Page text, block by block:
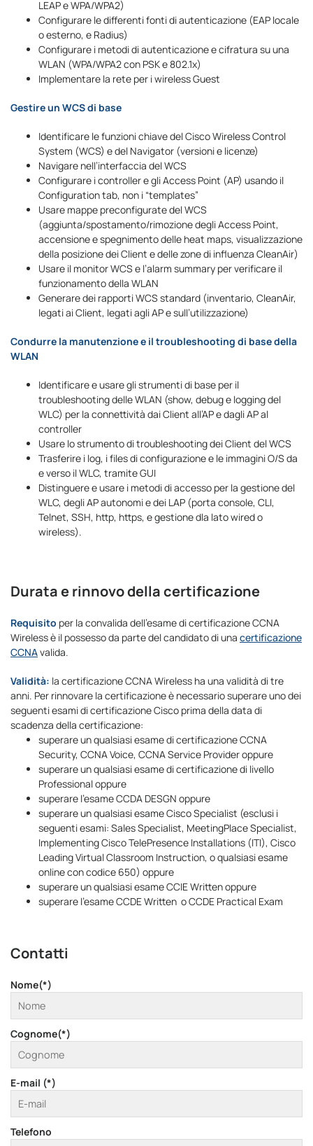
LEAP e WPA/WPA2)
Configurare le differenti fonti di autenticazione (EAP locale
o esterno, e Radius)
Configurare i metodi di autenticazione e cifratura su una
WLAN (WPA/WPA2 con PSK e 802.1x)
Implementare la rete per i wireless Guest
Gestire un WCS di base
Identificare le funzioni chiave del Cisco Wireless Control
System (WCS) e del Navigator (versioni e licenze)
Navigare nell’interfaccia del WCS
Configurare i controller e gli Access Point (AP) usando il
Configuration tab, non i “templates”
Usare mappe preconfigurate del WCS
(aggiunta/spostamento/rimozione degli Access Point,
accensione e spegnimento delle heat maps, visualizzazione
della posizione dei Client e delle zone di influenza CleanAir)
Usare il monitor WCS e l’alarm summary per verificare il
funzionamento della WLAN
Generare dei rapporti WCS standard (inventario, CleanAir,
legati ai Client, legati agli AP e sull’utilizzazione)
Condurre la manutenzione e il troubleshooting di base della
WLAN
Identificare e usare gli strumenti di base per il
troubleshooting delle WLAN (show, debug e logging del
WLC) per la connettività dai Client all’AP e dagli AP al
controller
Usare lo strumento di troubleshooting dei Client del WCS
Trasferire i log, i files di configurazione e le immagini O/S da
e verso il WLC, tramite GUI
Distinguere e usare i metodi di accesso per la gestione del
WLC, degli AP autonomi e dei LAP (porta console, CLI,
Telnet, SSH, http, https, e gestione dla lato wired o
wireless).
Durata e rinnovo della certificazione
Requisito per la convalida dell’esame di certificazione CCNA
Wireless è il possesso da parte del candidato di una certificazione
CCNAvalida.
Validità: la certificazione CCNA Wireless ha una validità di tre
anni. Per rinnovare la certificazione è necessario superare uno dei
seguenti esami di certificazione Cisco prima della data di
scadenza della certificazione:
superare un qualsiasi esame di certificazione CCNA
Security, CCNA Voice, CCNA Service Provider oppure
superare un qualsiasi esame di certificazione di livello
Professional oppure
superare l’esame CCDA DESGN oppure
superare un qualsiasi esame Cisco Specialist (esclusi i
seguenti esami: Sales Specialist, MeetingPlace Specialist,
Implementing Cisco TelePresence Installations (ITI), Cisco
Leading Virtual Classroom Instruction, o qualsiasi esame
online con codice 650) oppure
superare un qualsiasi esame CCIE Written oppure
superare l’esame CCDE Written o CCDE Practical Exam
Contatti
Nome(*)
Cognome(*)
E-mail (*)
Telefono